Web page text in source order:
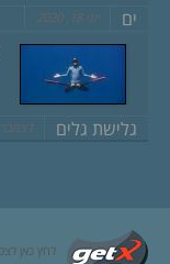
ים יוני 18, 2020
גלישת גלים דצמבר 13,
לחץ כאן